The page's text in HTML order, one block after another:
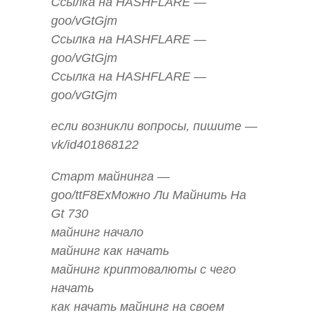
goo/vGtGjm
Ссылка на HASHFLARE —
goo/vGtGjm
Ссылка на HASHFLARE —
goo/vGtGjm
если возникли вопросы, пишите —
vk/id401868122
Старт майнинга —
goo/ttF8ExМожно Ли Майнить На
Gt 730
майнинг начало
майнинг как начать
майнинг криптовалюты с чего
начать
как начать майнинг на своем